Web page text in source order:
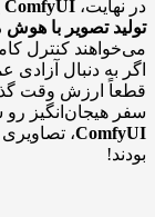
در نهایت، ComfyUI
تولید تصویر با
می‌خواهند کنترل
اگر به دنبال آزادی
قطعاً ارزش وقت
سفر هیجان‌انگیز
ComfyUI،
بودند!